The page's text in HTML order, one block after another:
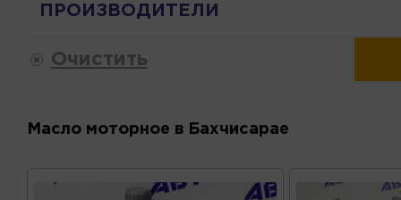
ПРОИЗВОДИТЕЛИ
Очистить
Масло моторное в Бахчисарае